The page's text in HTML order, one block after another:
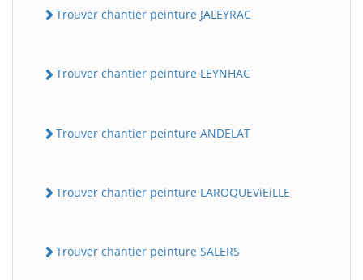
Trouver chantier peinture JALEYRAC
Trouver chantier peinture LEYNHAC
Trouver chantier peinture ANDELAT
Trouver chantier peinture LAROQUEViEiLLE
Trouver chantier peinture SALERS